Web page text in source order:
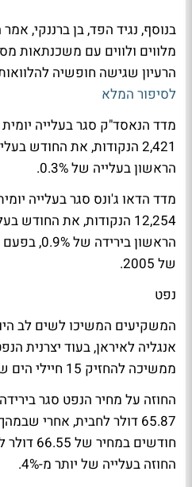
בנוסף, נגיד הפד, בן ברננקי,
מלווים ולווים עם משכנתאות
הרעיון שגישה חופשיה
לסיפור המלא
הראשון בעלייה של 0.3%.
הראשון
של 2005.
נפט
המשקיעים המשיכו לשים לב
אנגליה לאיראן, בעוד יצרנית
ממשיכה להחזיק 15 חיילי הים שחטפה בסוף שבוע שעבר.
חודשים
החוזה בעלייה של יותר מ-4%.